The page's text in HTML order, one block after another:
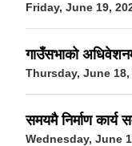
Friday, June 19,
गाउँसभाको
Thursday, June 18,
समयमै निर्माण कार्य
Wednesday, June